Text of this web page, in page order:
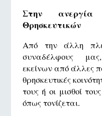
Στην
Θρησκευτικών
Από την άλλη
συναδέλφους
εκείνων από άλλες
θρησκευτικές
τους ή οι μισθοί
όπως τονίζεται.